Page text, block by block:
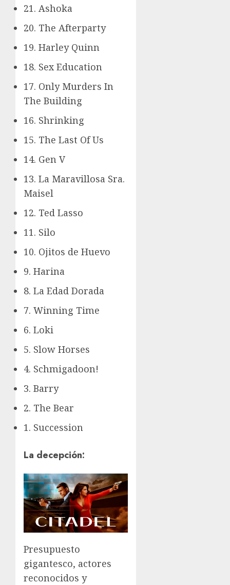
21. Ashoka
20. The Afterparty
19. Harley Quinn
18. Sex Education
17. Only Murders In
The Building
16. Shrinking
15. The Last Of Us
14. Gen V
13. La Maravillosa Sra.
Maisel
12. Ted Lasso
11. Silo
10. Ojitos de Huevo
9. Harina
8. La Edad Dorada
7. Winning Time
6. Loki
5. Slow Horses
4. Schmigadoon!
3. Barry
2. The Bear
1. Succession
La decepción:
Presupuesto
gigantesco, actores
reconocidos y